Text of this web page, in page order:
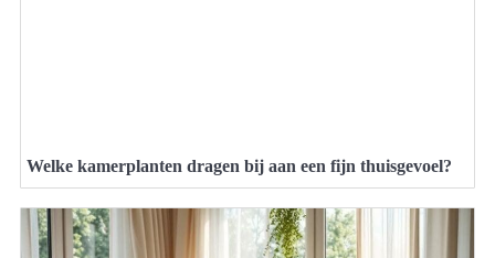
Welke kamerplanten dragen bij aan een fijn thuisgevoel?